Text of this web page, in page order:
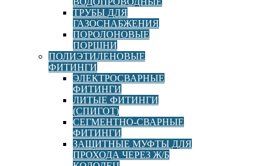
ТРУБЫ ДЛЯ
ГАЗОСНАБЖЕНИЯ
ПОРОЛОНОВЫЕ
ПОРШНИ
ПОЛИЭТИЛЕНОВЫЕ
ФИТИНГИ
ЭЛЕКТРОСВАРНЫЕ
ФИТИНГИ
ЛИТЫЕ ФИТИНГИ
(СПИГОТ)
СЕГМЕНТНО-СВАРНЫЕ
ФИТИНГИ
ЗАЩИТНЫЕ МУФТЫ ДЛЯ
ПРОХОДА ЧЕРЕЗ Ж/Б
Стальной фланец DN 50 под ПЭ втулку (бурт) 63,
В корзину